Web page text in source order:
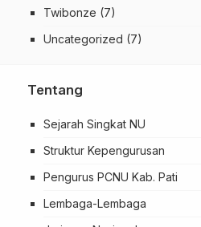
Twibonze (7)
Uncategorized (7)
Tentang
Sejarah Singkat NU
Struktur Kepengurusan
Pengurus PCNU Kab. Pati
Lembaga-Lembaga